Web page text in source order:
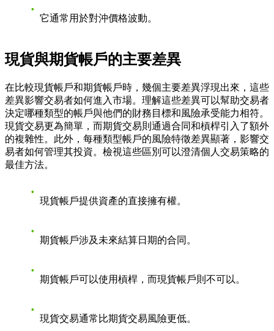
它通常用於對沖價格波動。
現貨與期貨帳戶的主要差異
在比較現貨帳戶和期貨帳戶時，幾個主要差異浮現出來，這些
差異影響交易者如何進入市場。理解這些差異可以幫助交易者
決定哪種類型的帳戶與他們的財務目標和風險承受能力相符。
現貨交易更為簡單，而期貨交易則通過合同和槓桿引入了額外
的複雜性。此外，每種類型帳戶的風險特徵差異顯著，影響交
易者如何管理其投資。檢視這些區別可以澄清個人交易策略的
最佳方法。
現貨帳戶提供資產的直接擁有權。
期貨帳戶涉及未來結算日期的合同。
期貨帳戶可以使用槓桿，而現貨帳戶則不可以。
現貨交易通常比期貨交易風險更低。